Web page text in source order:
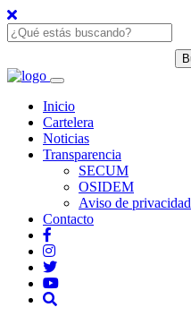
Inicio
Cartelera
Noticias
Transparencia
SECUM
OSIDEM
Aviso de privacidad
Contacto